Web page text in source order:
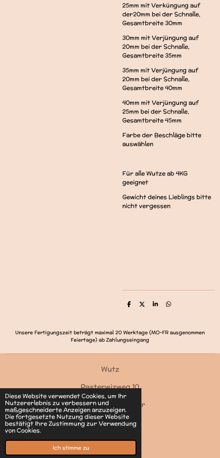
Diese Website verwendet Cookies, um Ihr
Nutzererlebnis zu verbessern und
maßgeschneiderte Anzeigen anzuzeigen.
Die fortgesetzte Nutzung dieser Website
bestätigt Ihre Zustimmung zur Verwendung
von Cookies.
Ich stimme zu
25mm mit Verküngung auf
der20mm bei der Schnalle,
Gesamtbreite 30mm
30mm mit Verjüngung auf
20mm bei der Schnalle,
Gesamtbreite 35mm
35mm mit Verjüngung auf
20mm bei der Schnalle,
Gesamtbreite 40mm
40mm mit Verjüngung auf
25mm bei der Schnalle,
Gesamtbreite 45mm
Farbe der Beschläge bitte
auswählen
Für alle Wutze ab 4KG
geeignet
Gewicht deines Lieblings bitte
nicht vergessen
T
n
T
e
n
T
e
n
T
e
n
Unsere Fertigungszeit beträgt maximal 20 Werktage (MO-FR ausgenommen
Feiertage) ab Zahlungseingang
Wutz
Pasterwizweg 10
4550 Kremsmünster
Kontakt
© 2022 - 2026 Wutz
Mit Unterstützung vonWebador